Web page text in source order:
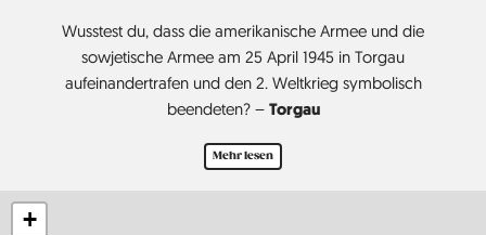
Wusstest du, dass die amerikanische Armee und die
sowjetische Armee am 25 April 1945 in Torgau
aufeinandertrafen und den 2. Weltkrieg symbolisch
beendeten? – Torgau
Mehr lesen
+